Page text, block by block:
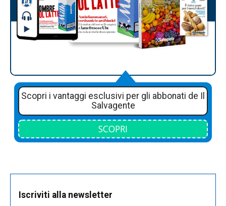
Scopri i vantaggi esclusivi per gli abbonati de Il
Salvagente
SCOPRI
Iscriviti alla newsletter